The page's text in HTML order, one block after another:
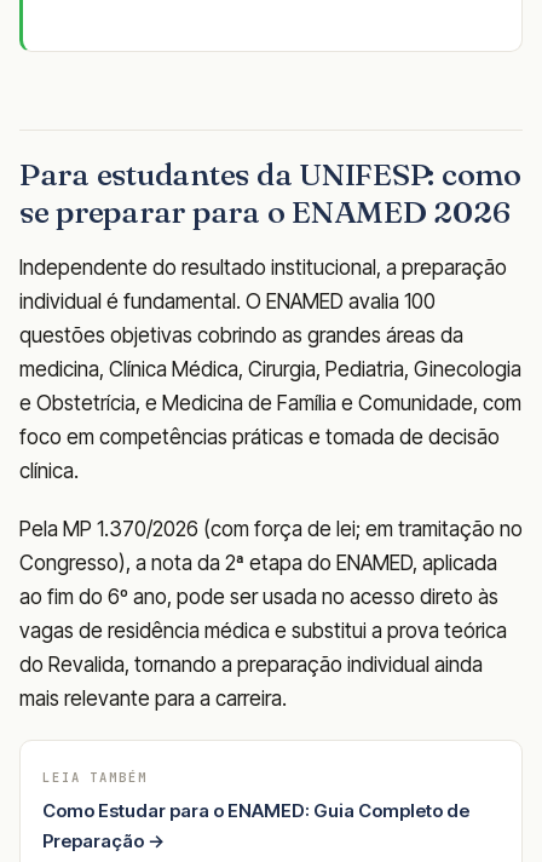
Para estudantes da UNIFESP: como
se preparar para o ENAMED 2026
Independente do resultado institucional, a preparação
individual é fundamental. O ENAMED avalia 100
questões objetivas cobrindo as grandes áreas da
medicina, Clínica Médica, Cirurgia, Pediatria, Ginecologia
e Obstetrícia, e Medicina de Família e Comunidade, com
foco em competências práticas e tomada de decisão
clínica.
Pela MP 1.370/2026 (com força de lei; em tramitação no
Congresso), a nota da 2ª etapa do ENAMED, aplicada
ao fim do 6º ano, pode ser usada no acesso direto às
vagas de residência médica e substitui a prova teórica
do Revalida, tornando a preparação individual ainda
mais relevante para a carreira.
LEIA TAMBÉM
Como Estudar para o ENAMED: Guia Completo de
Preparação →